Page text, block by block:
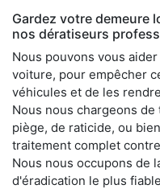
Gardez votre demeure
nos dératiseurs
Nous pouvons vous
voiture, pour empêcher
véhicules et de les
Nous nous chargeons
piège, de raticide, ou
traitement complet
Nous nous occupons de
d'éradication le plus